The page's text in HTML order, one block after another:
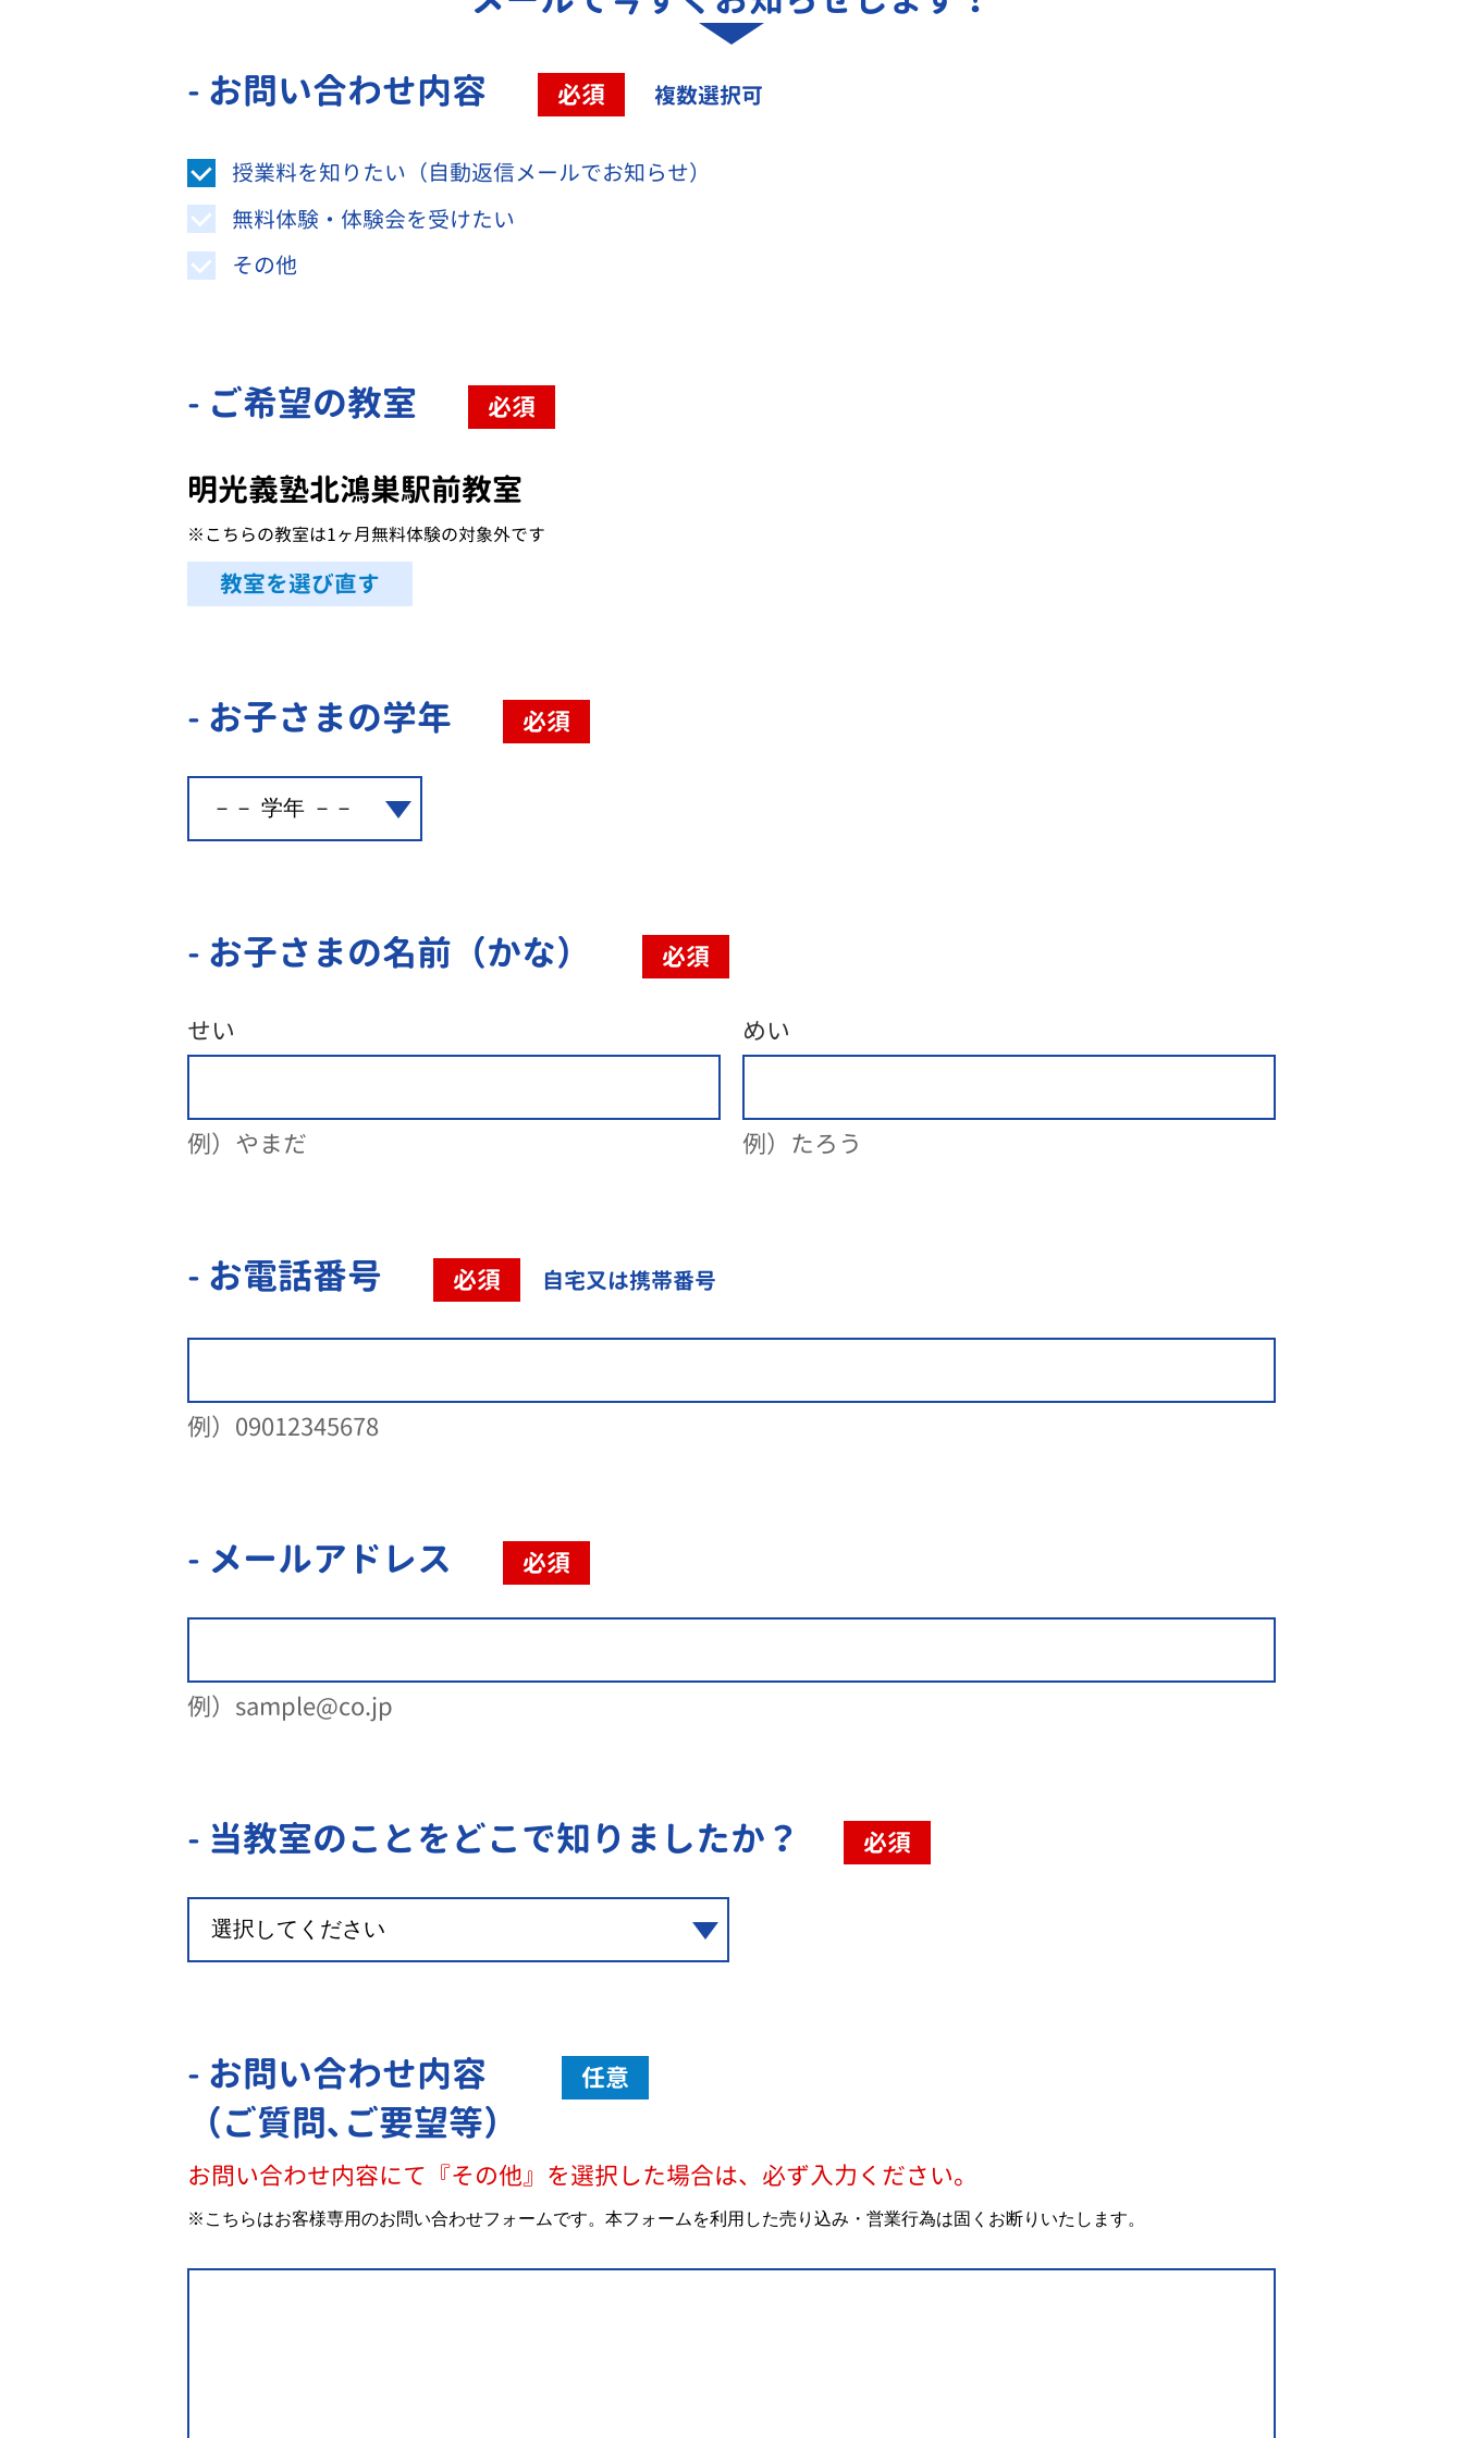
- お問い合わせ内容
必須 複数選択可
授業料を知りたい（自動返信メールでお知らせ）
無料体験・体験会を受けたい
その他
- ご希望の教室 必須
明光義塾北鴻巣駅前教室
※こちらの教室は1ヶ月無料体験の対象外です
教室を選び直す
- お子さまの学年 必須
- お子さまの名前（かな） 必須
せい
例）やまだ
めい
例）たろう
- お電話番号 必須 自宅又は携帯番号
例）09012345678
- メールアドレス 必須
例）sample@co.jp
- 当教室のことをどこで知りましたか？ 必須
- お問い合わせ内容
（ご質問､ご要望等）
任意
お問い合わせ内容にて『その他』を選択した場合は、必ず入力ください。
※こちらはお客様専用のお問い合わせフォームです。本フォームを利用した売り込み・営業行為は固くお断りいたします。